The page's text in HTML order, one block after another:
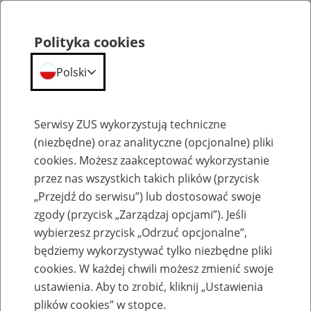
Szkolenia
Zaproś ZUS do siebie: Aktywni 50+
Polityka cookies
Polski
Serwisy ZUS wykorzystują techniczne
(niezbędne) oraz analityczne (opcjonalne) pliki
cookies. Możesz zaakceptować wykorzystanie
przez nas wszystkich takich plików (przycisk
„Przejdź do serwisu”) lub dostosować swoje
zgody (przycisk „Zarządzaj opcjami”). Jeśli
wybierzesz przycisk „Odrzuć opcjonalne”,
będziemy wykorzystywać tylko niezbędne pliki
cookies. W każdej chwili możesz zmienić swoje
ustawienia. Aby to zrobić, kliknij „Ustawienia
plików cookies” w stopce.